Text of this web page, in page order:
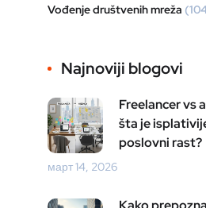
Vođenje društvenih mreža
Najnoviji blogovi
Freelancer vs
šta je
poslovni rast?
март 14, 2026